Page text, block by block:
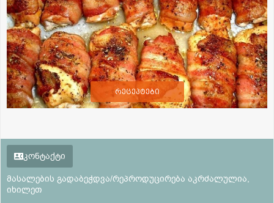
რეცეპტები
კონტაქტი
მასალების გადაბეჭდვა/რეპროდუცირება აკრძალულია,
იხილეთ